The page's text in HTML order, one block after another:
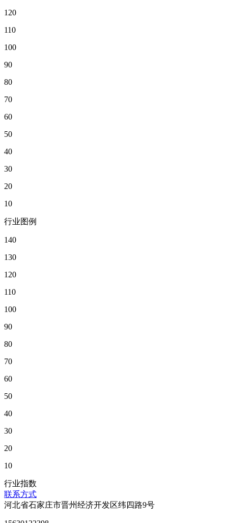
120
110
100
90
80
70
60
50
40
30
20
10
行业图例
140
130
120
110
100
90
80
70
60
50
40
30
20
10
行业指数
联系方式
河北省石家庄市晋州经济开发区纬四路9号